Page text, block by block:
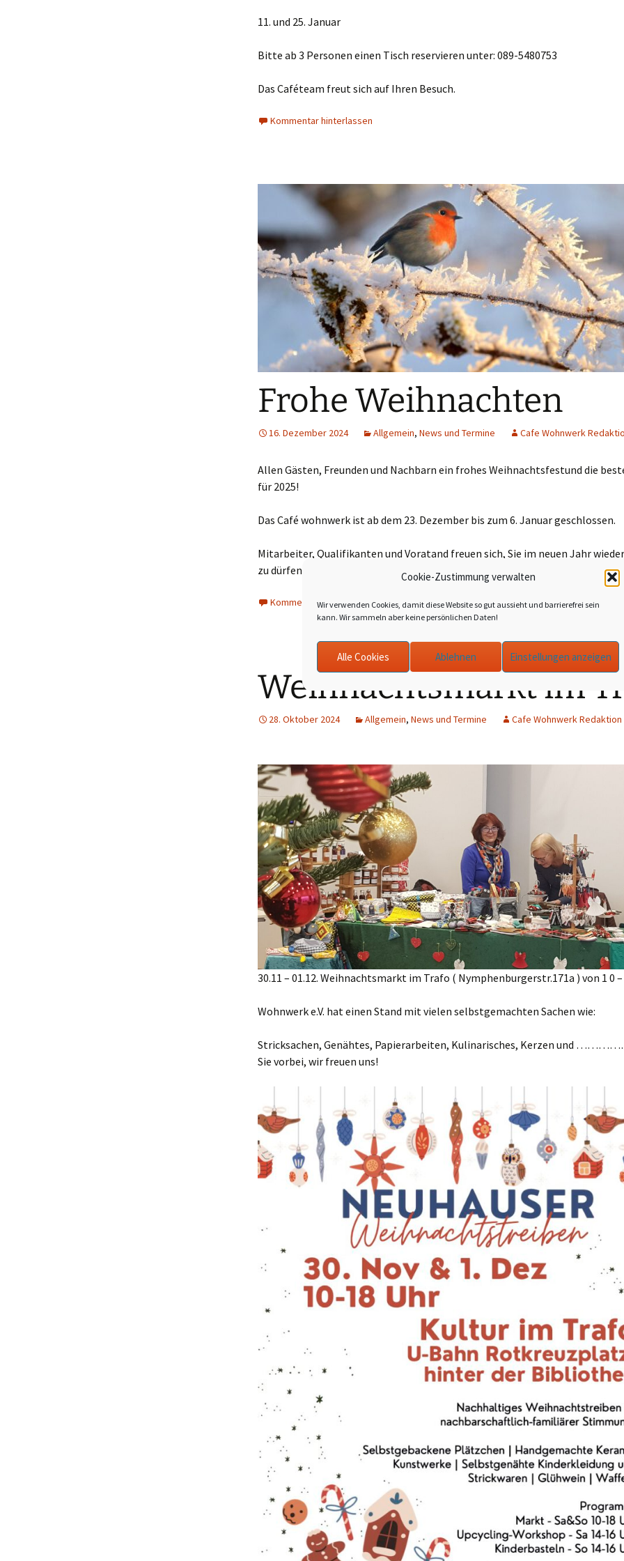
Cookie-Zustimmung verwalten
Wir verwenden Cookies, damit diese Website so gut aussieht und barrierefrei sein
kann. Wir sammeln aber keine persönlichen Daten!
Alle Cookies Ablehnen Einstellungen anzeigen
11. und 25. Januar
Bitte ab 3 Personen einen Tisch reservieren unter: 089-5480753
Das Caféteam freut sich auf Ihren Besuch.
Kommentar hinterlassen
Frohe Weihnachten
16. Dezember 2024 Allgemein, News und Termine Cafe Wohnwerk
Allen Gästen, Freunden und Nachbarn ein frohes Weihnachtsfestund die
für 2025!
Das Café wohnwerk ist ab dem 23. Dezember bis zum 6. Januar geschlossen.
Mitarbeiter, Qualifikanten und Voratand freuen sich, Sie im neuen Jahr
zu dürfen.
Kommentar hinterlassen
Weihnachtsmarkt im
28. Oktober 2024 Allgemein, News und Termine Cafe Wohnwerk Redaktion
30.11 – 01.12. Weihnachtsmarkt im Trafo ( Nymphenburgerstr.171a ) von 1 0 –
Wohnwerk e.V. hat einen Stand mit vielen selbstgemachten Sachen wie:
Stricksachen, Genähtes, Papierarbeiten, Kulinarisches, Kerzen und
Sie vorbei, wir freuen uns!